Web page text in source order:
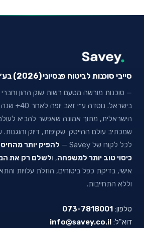
סייבי סוכנות לביטוח פנסיוני (2026) בע״מ
— סוכנות מורשה מטעם רשות שוק ההון
בישראל. נוסדה
הישראלית, מתוך אמונה שאפשר להביא
שמכתיב עולם ההייטק: שקיפות, דיוק
לכל לקוח של Savey —
להפיק יותר
כיסוי טוב יותר למשפחה, ולשלם רק את
אישי, בדיקת כפל ביטוחים, הוזלת עלויות
וללא התחייבות.
טלפון: 073-7818001
דוא"ל: info@savey.co.il